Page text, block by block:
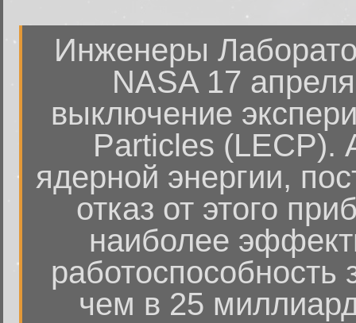
Инженеры
NASA 17
выключение
Particles (LECP).
ядерной энергии,
отказ от этого
наиболее
чем в 25